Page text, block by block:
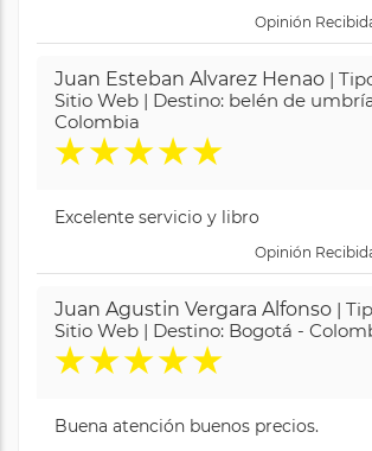
Opinión
Juan Esteban Alvarez Henao |
Sitio Web | Destino: belén de
Colombia
★★★★★
Excelente servicio y libro
Opinión
Juan Agustin Vergara Alfonso |
Sitio Web | Destino: Bogotá -
★★★★★
Buena atención buenos precios.